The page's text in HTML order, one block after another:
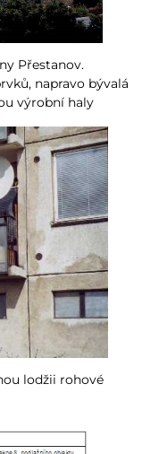
Přestanov.
napravo bývalá
výrobní haly
lodžii rohové